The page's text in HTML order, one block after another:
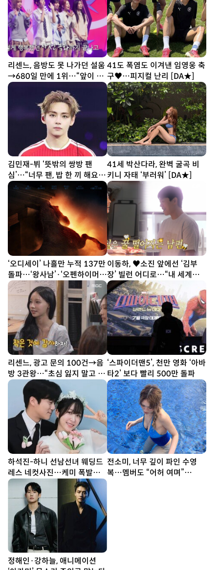
리센느, 음방도 못 나가던 설움
→680일 만에 1위…“앞이 안
보일 만큼 울어” (전참시)
41도 폭염도 이겨낸 임영웅 축
구♥…피지컬 난리 [DA★]
김민재-뷔 ‘뜻밖의 쌍방 팬
심’…“너무 팬, 밥 한 끼 해요”
[SD톡톡]
41세 박산다라, 완벽 굴곡 비
키니 자태 ‘부러워’ [DA★]
‘오디세이’ 나흘만 누적 137만
돌파…‘왕사남’·‘오펜하이머’
보다 빨라
이동하, ♥소진 앞에선 ‘김부
장’ 빌런 어디로…“내 세계는
아내 중심” (전참시)
리센느, 광고 문의 100건→음
방 3관왕…“초심 잃지 말고 감
사하자” (전참시)
‘스파이더맨5’, 천만 영화 ‘아바
타2’ 보다 빨리 500만 돌파
하석진-하니 선남선녀 웨딩드
레스 네컷사진…케미 폭발
[DA★]
전소미, 너무 깊이 파인 수영
복…멤버도 “어허 여며”
정해인·강하늘, 애니메이션